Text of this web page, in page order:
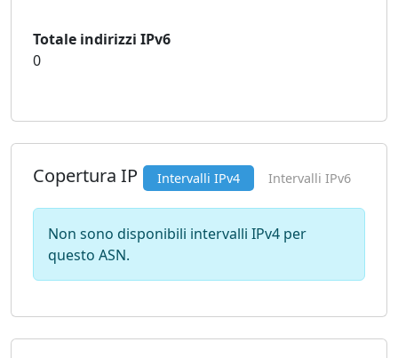
Totale indirizzi IPv6
0
Copertura IP Intervalli IPv4 Intervalli IPv6
Non sono disponibili intervalli IPv4 per
questo ASN.